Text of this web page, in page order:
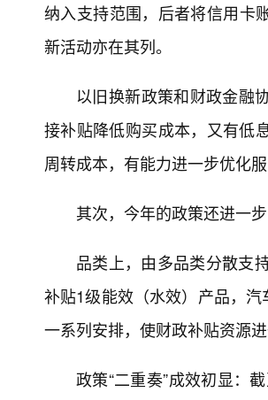
纳入支持范围，后者将信用
新活动亦在其列。
以旧换新政策和财政金融
接补贴降低购买成本，又有低
周转成本，有能力进一步优化
其次，今年的政策还进一
品类上，由多品类分散支
补贴1级能效（水效）产品，
一系列安排，使财政补贴资源
政策“二重奏”成效初显：